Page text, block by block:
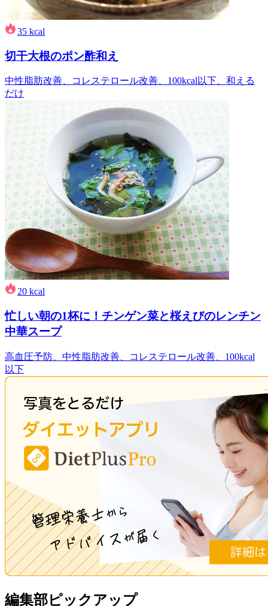
35 kcal
切干大根のポン酢和え
中性脂肪改善、コレステロール改善、100kcal以下、和える
だけ
20 kcal
忙しい朝の1杯に！チンゲン菜と桜えびのレンチン
中華スープ
高血圧予防、中性脂肪改善、コレステロール改善、100kcal
以下
編集部ピックアップ